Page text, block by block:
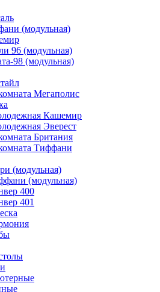
(модульная)
96 (модульная)
98 (модульная)
Мегаполис
Кашемир
Эверест
Британия
Тиффани
(модульная)
(модульная)
400
401